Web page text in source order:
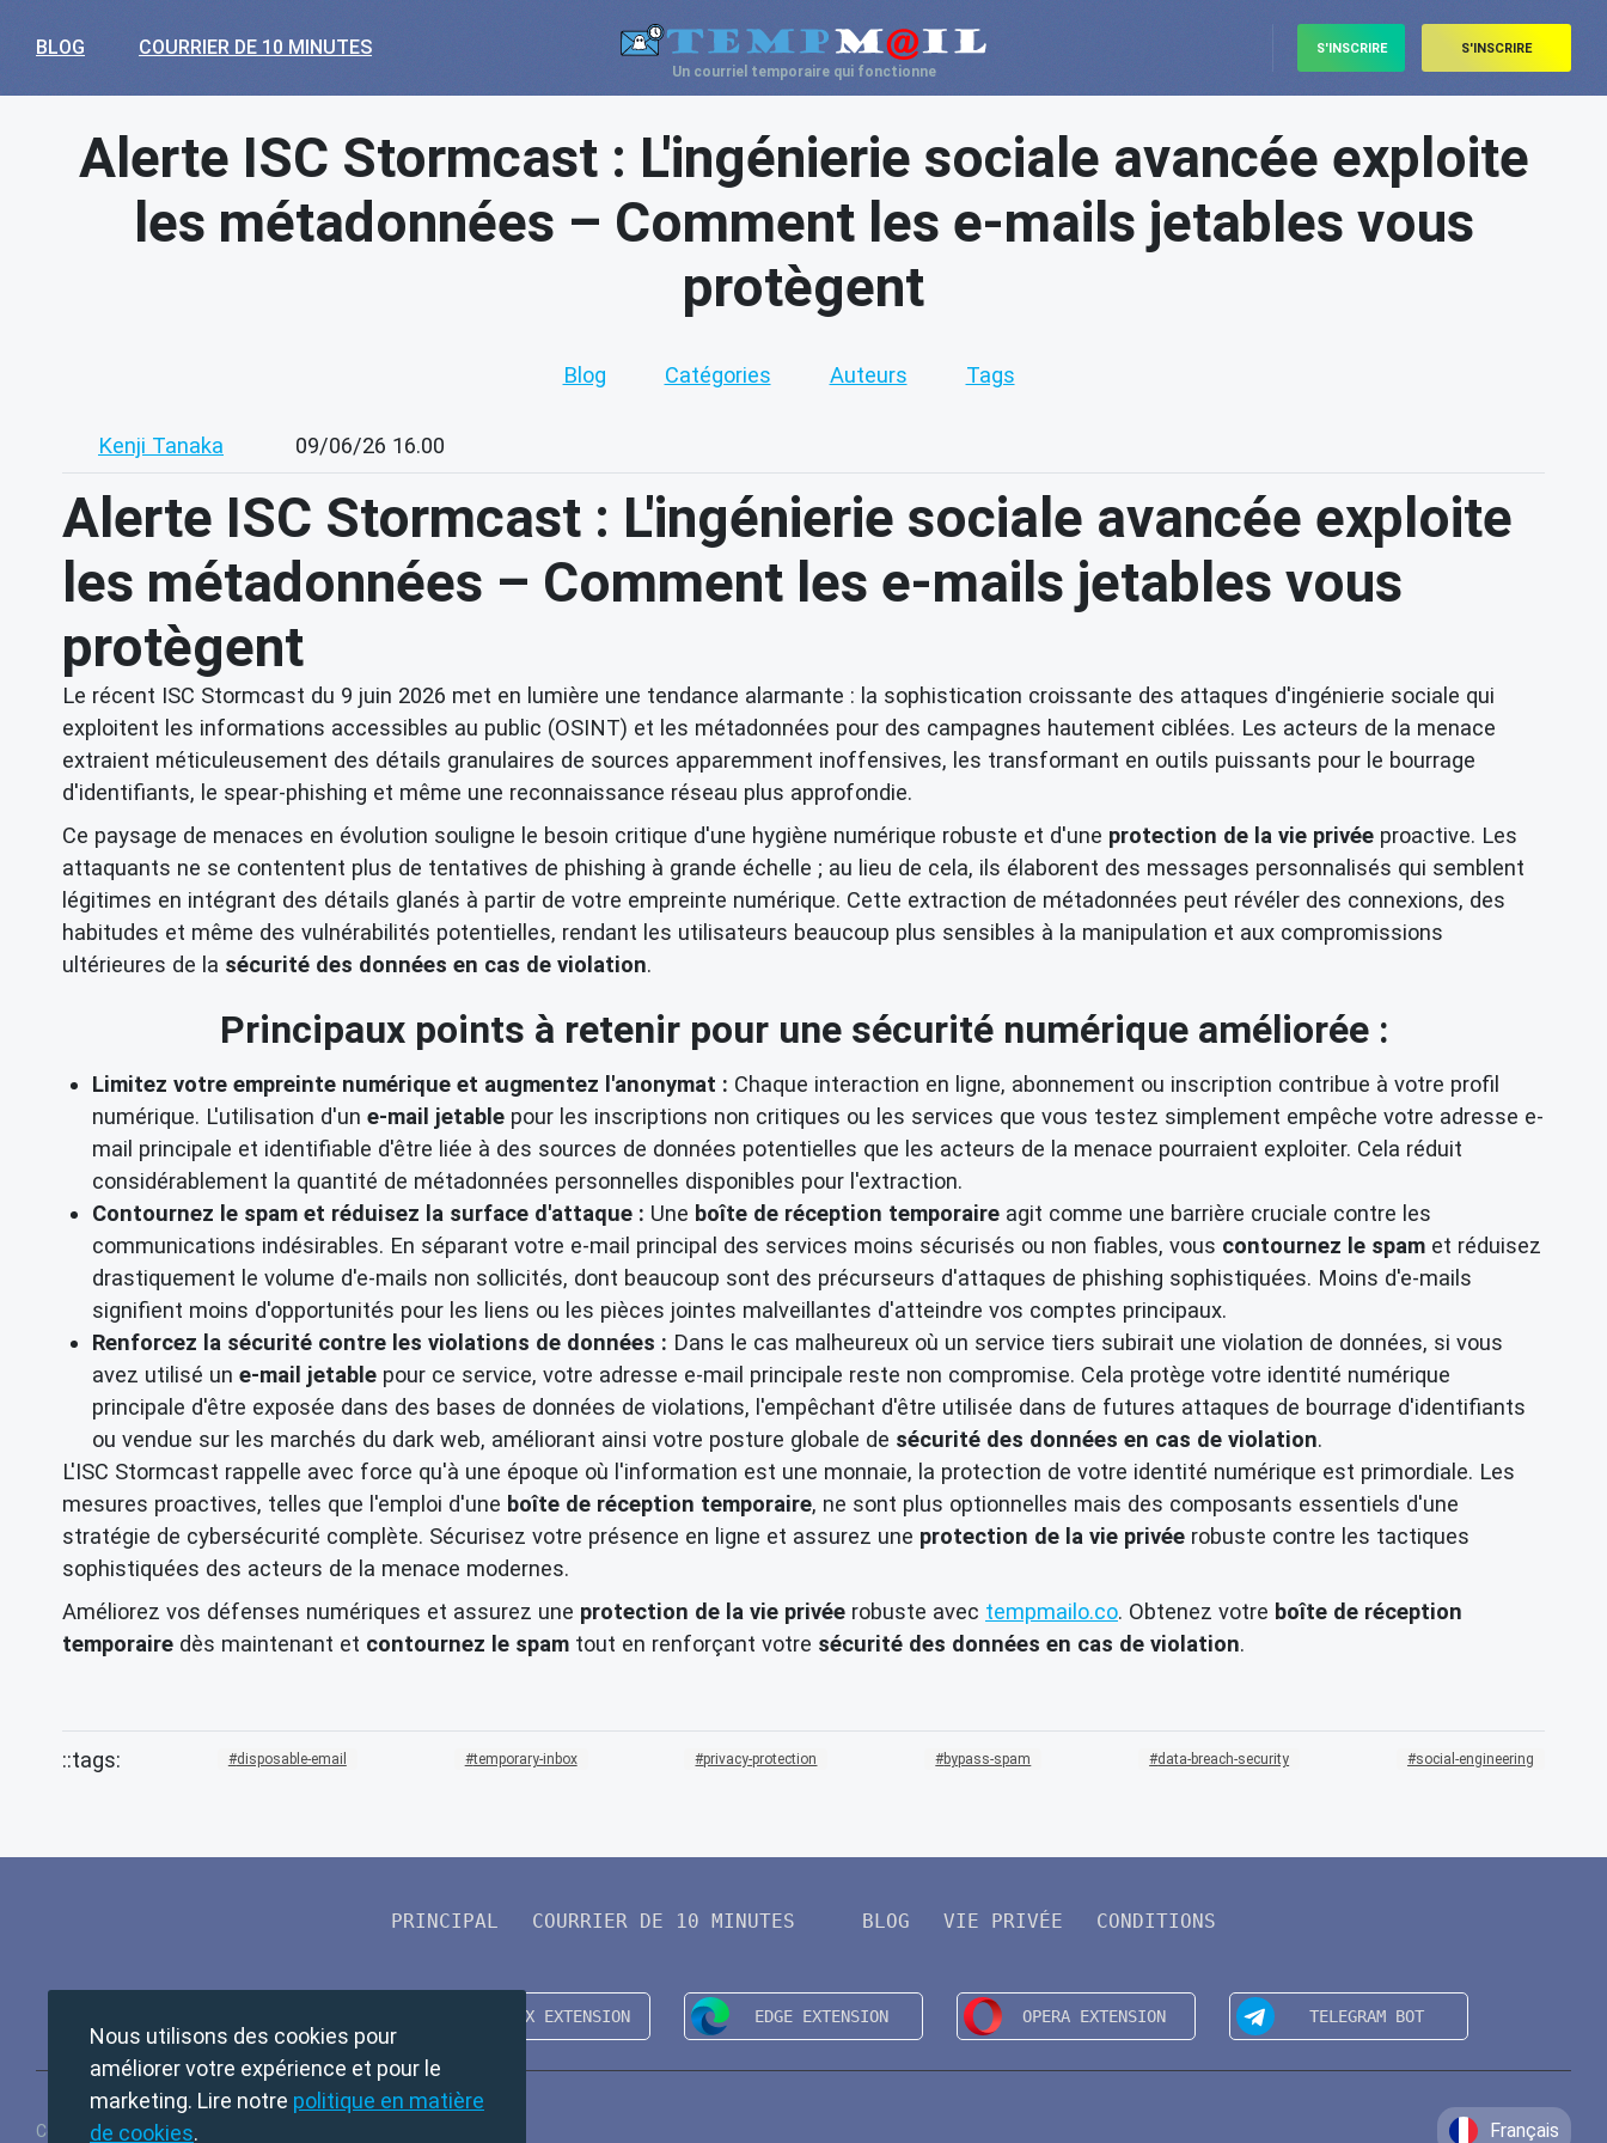
BLOG COURRIER DE 10 MINUTES
Un courriel temporaire qui fonctionne
S'INSCRIRE S'INSCRIRE
Alerte ISC Stormcast : L'ingénierie sociale avancée exploite
les métadonnées – Comment les e-mails jetables vous
protègent
Blog Catégories Auteurs Tags
Kenji Tanaka 09/06/26 16.00
Alerte ISC Stormcast : L'ingénierie sociale avancée exploite
les métadonnées – Comment les e-mails jetables vous
protègent
Le récent ISC Stormcast du 9 juin 2026 met en lumière une tendance alarmante : la sophistication croissante des attaques d'ingénierie sociale qui
exploitent les informations accessibles au public (OSINT) et les métadonnées pour des campagnes hautement ciblées. Les acteurs de la menace
extraient méticuleusement des détails granulaires de sources apparemment inoffensives, les transformant en outils puissants pour le bourrage
d'identifiants, le spear-phishing et même une reconnaissance réseau plus approfondie.
Ce paysage de menaces en évolution souligne le besoin critique d'une hygiène numérique robuste et d'une protection de la vie privée proactive. Les
attaquants ne se contentent plus de tentatives de phishing à grande échelle ; au lieu de cela, ils élaborent des messages personnalisés qui semblent
légitimes en intégrant des détails glanés à partir de votre empreinte numérique. Cette extraction de métadonnées peut révéler des connexions, des
habitudes et même des vulnérabilités potentielles, rendant les utilisateurs beaucoup plus sensibles à la manipulation et aux compromissions
ultérieures de la sécurité des données en cas de violation.
Principaux points à retenir pour une sécurité numérique améliorée :
Limitez votre empreinte numérique et augmentez l'anonymat : Chaque interaction en ligne, abonnement ou inscription contribue à votre profil
numérique. L'utilisation d'un e-mail jetable pour les inscriptions non critiques ou les services que vous testez simplement empêche votre adresse e-
mail principale et identifiable d'être liée à des sources de données potentielles que les acteurs de la menace pourraient exploiter. Cela réduit
considérablement la quantité de métadonnées personnelles disponibles pour l'extraction.
Contournez le spam et réduisez la surface d'attaque : Une boîte de réception temporaire agit comme une barrière cruciale contre les
communications indésirables. En séparant votre e-mail principal des services moins sécurisés ou non fiables, vous contournez le spam et réduisez
drastiquement le volume d'e-mails non sollicités, dont beaucoup sont des précurseurs d'attaques de phishing sophistiquées. Moins d'e-mails
signifient moins d'opportunités pour les liens ou les pièces jointes malveillantes d'atteindre vos comptes principaux.
Renforcez la sécurité contre les violations de données : Dans le cas malheureux où un service tiers subirait une violation de données, si vous
avez utilisé un e-mail jetable pour ce service, votre adresse e-mail principale reste non compromise. Cela protège votre identité numérique
principale d'être exposée dans des bases de données de violations, l'empêchant d'être utilisée dans de futures attaques de bourrage d'identifiants
ou vendue sur les marchés du dark web, améliorant ainsi votre posture globale de sécurité des données en cas de violation.
L'ISC Stormcast rappelle avec force qu'à une époque où l'information est une monnaie, la protection de votre identité numérique est primordiale. Les
mesures proactives, telles que l'emploi d'une boîte de réception temporaire, ne sont plus optionnelles mais des composants essentiels d'une
stratégie de cybersécurité complète. Sécurisez votre présence en ligne et assurez une protection de la vie privée robuste contre les tactiques
sophistiquées des acteurs de la menace modernes.
Améliorez vos défenses numériques et assurez une protection de la vie privée robuste avec tempmailo.co. Obtenez votre boîte de réception
temporaire dès maintenant et contournez le spam tout en renforçant votre sécurité des données en cas de violation.
disposable-email temporary-inbox privacy-protection bypass-spam data-breach-security social-engineering
PRINCIPAL COURRIER DE 10 MINUTES BLOG VIE PRIVÉE CONDITIONS
Copyright © 2024 TempMail. All rights reserved. Français
Nous utilisons des cookies pour
améliorer votre expérience et pour le
marketing. Lire notre politique en matière
de cookies.